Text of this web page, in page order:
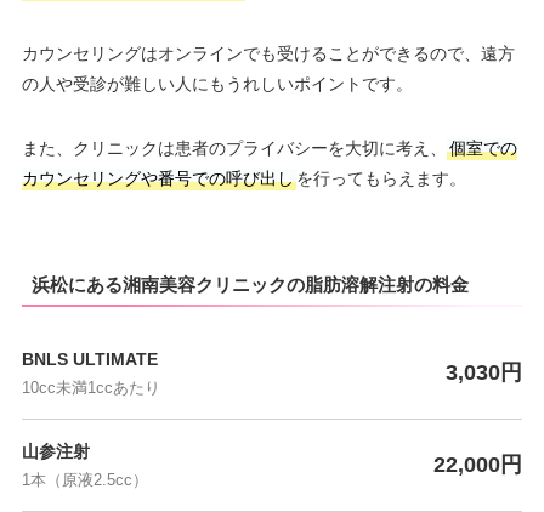
カウンセリングはオンラインでも受けることができるので、遠方
の人や受診が難しい人にもうれしいポイントです。
また、クリニックは患者のプライバシーを大切に考え、
個室での
カウンセリングや番号での呼び出しを行ってもらえます。
浜松にある湘南美容クリニックの脂肪溶解注射の料金
BNLS ULTIMATE
10cc未満1ccあたり
3,030円
山参注射
1本（原液2.5cc）
22,000円